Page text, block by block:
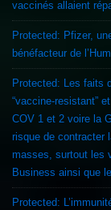
vaccinés allaient
Protected: Pfizer,
bénéfacteur de
Protected: Les faits
“vaccine-resistant”
COV 1 et 2 voire la
risque de contracter
masses, surtout les
Business ainsi que
Protected: